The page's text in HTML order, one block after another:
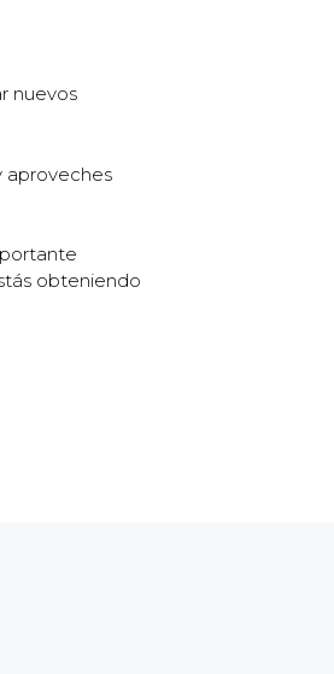
nuevos
aproveches
obteniendo